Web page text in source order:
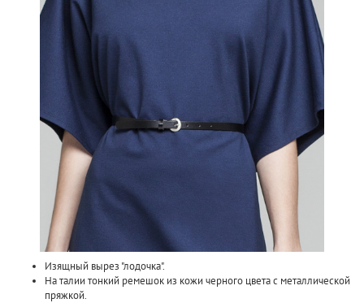
Изящный вырез "лодочка".
На талии тонкий ремешок из кожи черного цвета с металлической
пряжкой.